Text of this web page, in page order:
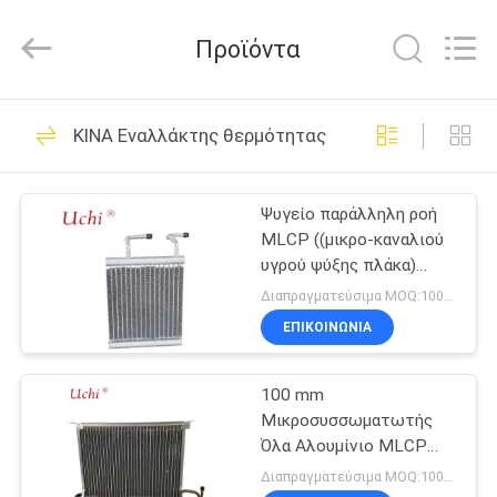
ΣΠΊΤΙ
ΠΡΟΪΌΝΤΑ
ΠΑΡΟΥΣΙΆΣΤΕ
ΠΕΡΊΠΟΥ
ΕΜΕΊΣ
ΓΎΡΟΣ
Electronics
Co.,Ltd.
Reserved.
Varistor
μεταλλικών
οξειδίων
91
Varistor SMD
34
Προϊόντα
ΚΙΝΑ Εναλλάκτης θερμότητας μικροκαναλιών
Ψυγείο παράλληλη ροή
MLCP ((μικρο-καναλιού
υγρού ψύξης πλάκα)
Συμπιεστή
Διαπραγματεύσιμα MOQ:1000pcs
ΕΠΙΚΟΙΝΩΝΊΑ
100 mm
Μικροσυσσωματωτής
Όλα Αλουμίνιο MLCP
((μικρο-κανάλι υγρό ψύξη